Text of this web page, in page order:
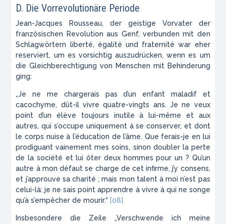
D. Die Vorrevolutionäre Periode
Jean-Jacques Rousseau, der geistige Vorvater der
französischen Revolution aus Genf, verbunden mit den
Schlagwörtern liberté, égalité und fraternité war eher
reserviert, um es vorsichtig auszudrücken, wenn es um
die Gleichberechtigung von Menschen mit Behinderung
ging:
„Je ne me chargerais pas d’un enfant maladif et
cacochyme, dût-il vivre quatre-vingts ans. Je ne veux
point d’un élève toujours inutile à lui-même et aux
autres, qui s’occupe uniquement à se conserver, et dont
le corps nuise à l’éducation de l’âme. Que ferais-je en lui
prodiguant vainement mes soins, sinon doubler la perte
de la société et lui ôter deux hommes pour un ? Qu’un
autre à mon défaut se charge de cet infirme, j’y consens,
et j’approuve sa charité ; mais mon talent à moi n’est pas
celui-là: je ne sais point apprendre à vivre à qui ne songe
qu’à s’empêcher de mourir.“ [08]
Insbesondere die Zeile „Verschwende ich meine